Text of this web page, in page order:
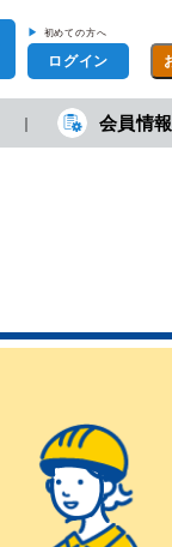
▶ 初めての方へ
ログイン
円 (税抜) 円(税込)
会員情報